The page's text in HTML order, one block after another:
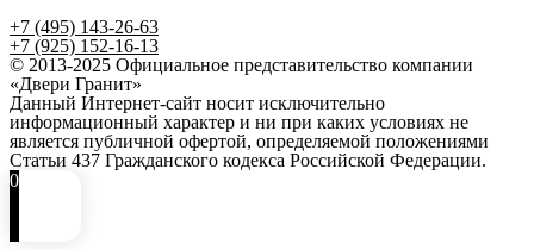
+7 (495) 143-26-63
+7 (925) 152-16-13
© 2013-2025 Официальное представительство компании
«Двери Гранит»
Данный Интернет-сайт носит исключительно
информационный характер и ни при каких условиях не
является публичной офертой, определяемой положениями
Статьи 437 Гражданского кодекса Российской Федерации.
0